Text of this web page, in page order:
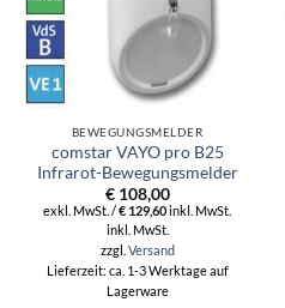
BEWEGUNGSMELDER
comstar VAYO pro B25
Infrarot-Bewegungsmelder
€108,00
exkl. MwSt. /€ 129,60inkl. MwSt.
inkl. MwSt.
zzgl. Versand
Lieferzeit: ca. 1-3 Werktage auf
Lagerware